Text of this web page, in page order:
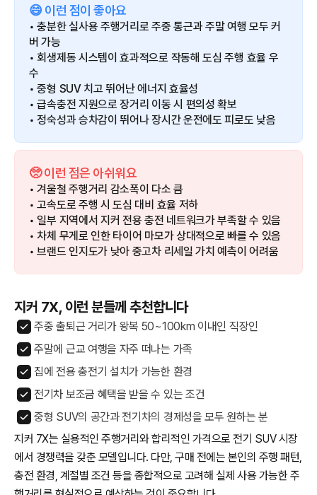
😄 이런 점이 좋아요
• 충분한 실사용 주행거리로 주중 통근과 주말 여행 모두 커
버 가능
• 회생제동 시스템이 효과적으로 작동해 도심 주행 효율 우
수
• 중형 SUV 치고 뛰어난 에너지 효율성
• 급속충전 지원으로 장거리 이동 시 편의성 확보
• 정숙성과 승차감이 뛰어나 장시간 운전에도 피로도 낮음
🥺 이런 점은 아쉬워요
• 겨울철 주행거리 감소폭이 다소 큼
• 고속도로 주행 시 도심 대비 효율 저하
• 일부 지역에서 지커 전용 충전 네트워크가 부족할 수 있음
• 차체 무게로 인한 타이어 마모가 상대적으로 빠를 수 있음
• 브랜드 인지도가 낮아 중고차 리세일 가치 예측이 어려움
지커 7X, 이런 분들께 추천합니다
주중 출퇴근 거리가 왕복 50~100km 이내인 직장인
주말에 근교 여행을 자주 떠나는 가족
집에 전용 충전기 설치가 가능한 환경
전기차 보조금 혜택을 받을 수 있는 조건
중형 SUV의 공간과 전기차의 경제성을 모두 원하는 분
지커 7X는 실용적인 주행거리와 합리적인 가격으로 전기 SUV 시장
에서 경쟁력을 갖춘 모델입니다. 다만, 구매 전에는 본인의 주행 패턴,
충전 환경, 계절별 조건 등을 종합적으로 고려해 실제 사용 가능한 주